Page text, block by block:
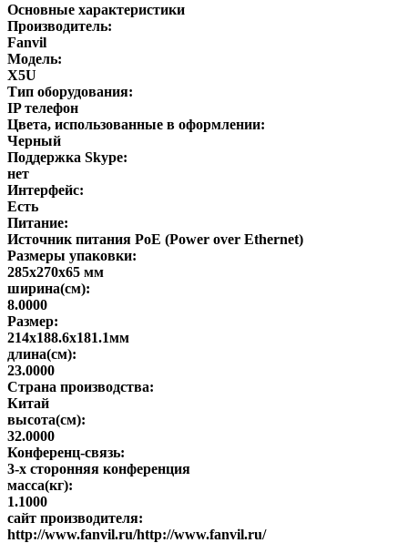
Основные характеристики
Производитель:
Fanvil
Модель:
X5U
Тип оборудования:
IP телефон
Цвета, использованные в оформлении:
Черный
Поддержка Skype:
нет
Интерфейс:
Есть
Питание:
Источник питания PoE (Power over Ethernet)
Размеры упаковки:
285x270x65 мм
ширина(см):
8.0000
Размер:
214x188.6x181.1мм
длина(см):
23.0000
Страна производства:
Китай
высота(см):
32.0000
Конференц-связь:
3-х сторонняя конференция
масса(кг):
1.1000
сайт производителя:
http://www.fanvil.ru/http://www.fanvil.ru/